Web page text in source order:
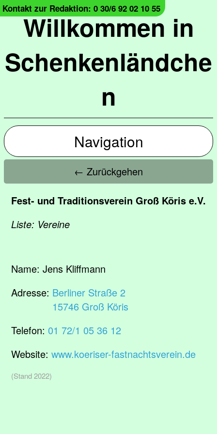
Willkommen in
Schenkenländche
n
Kontakt zur Redaktion: 0 30/6 92 02 10 55
Navigation
← Zurückgehen
Fest- und Traditionsverein Groß Köris e.V.
Liste: Vereine
Name: Jens Kliffmann
Adresse: Berliner Straße 2
15746 Groß Köris
Telefon: 01 72/1 05 36 12
Website: www.koeriser-fastnachtsverein.de
(Stand 2022)